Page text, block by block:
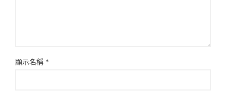
顯示名稱 *